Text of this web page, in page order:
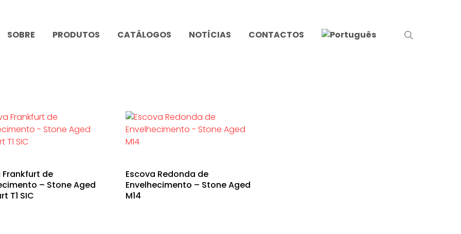
SOBRE PRODUTOS CATÁLOGOS NOTÍCIAS CONTACTOS
Frankfurt de
– Stone Aged
T1 SIC
Escova Redonda de
Envelhecimento – Stone Aged
M14